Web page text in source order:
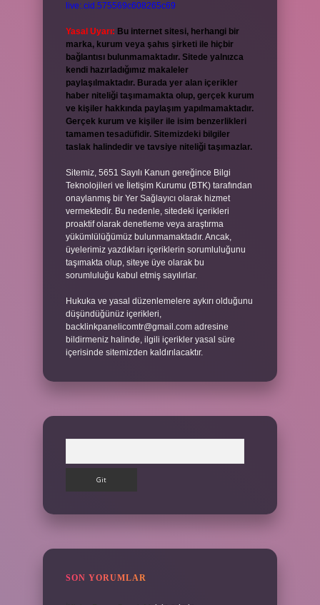
live:.cid.575569c608265c69
Yasal Uyarı: Bu internet sitesi, herhangi bir
marka, kurum veya şahıs şirketi ile hiçbir
bağlantısı bulunmamaktadır. Sitede yalnızca
kendi hazırladığımız makaleler
paylaşılmaktadır. Burada yer alan içerikler
haber niteliği taşımamakta olup, gerçek kurum
ve kişiler hakkında paylaşım yapılmamaktadır.
Gerçek kurum ve kişiler ile isim benzerlikleri
tamamen tesadüfidir. Sitemizdeki bilgiler
taslak halindedir ve tavsiye niteliği taşımazlar.
Sitemiz, 5651 Sayılı Kanun gereğince Bilgi
Teknolojileri ve İletişim Kurumu (BTK) tarafından
onaylanmış bir Yer Sağlayıcı olarak hizmet
vermektedir. Bu nedenle, sitedeki içerikleri
proaktif olarak denetleme veya araştırma
yükümlülüğümüz bulunmamaktadır. Ancak,
üyelerimiz yazdıkları içeriklerin sorumluluğunu
taşımakta olup, siteye üye olarak bu
sorumluluğu kabul etmiş sayılırlar.
Hukuka ve yasal düzenlemelere aykırı olduğunu
düşündüğünüz içerikleri,
backlinkpanelicomtr@gmail.com adresine
bildirmeniz halinde, ilgili içerikler yasal süre
içerisinde sitemizden kaldırılacaktır.
SON YORUMLAR